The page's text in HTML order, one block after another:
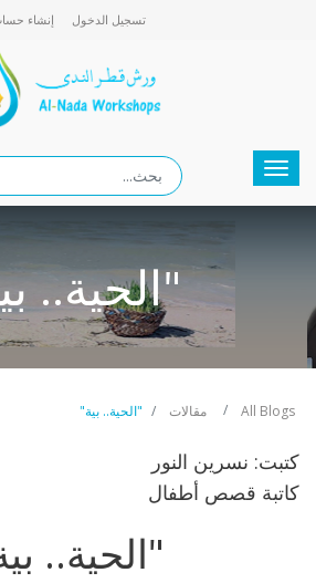
تسجيل الدخول إنشاء
"الحية..
All Blogs مقالات "الحية.. بية"
كتبت: نسرين النور
كاتبة قصص أطفال
"الحية..